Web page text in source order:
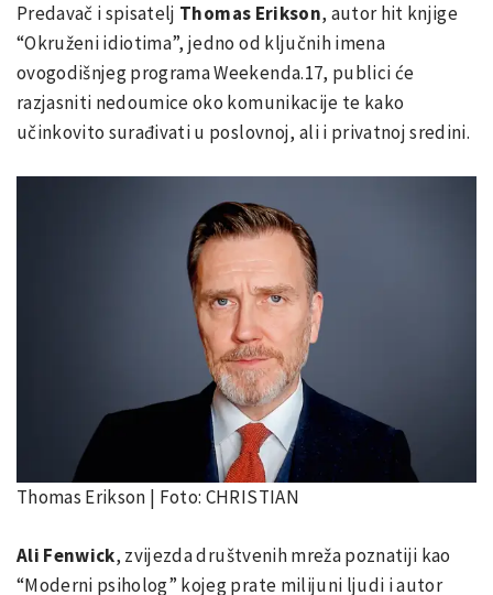
Predavač i spisatelj Thomas Erikson, autor hit knjige
“Okruženi idiotima”, jedno od ključnih imena
ovogodišnjeg programa Weekenda.17, publici će
razjasniti nedoumice oko komunikacije te kako
učinkovito surađivati u poslovnoj, ali i privatnoj sredini.
Thomas Erikson | Foto: CHRISTIAN
Ali Fenwick, zvijezda društvenih mreža poznatiji kao
“Moderni psiholog” kojeg prate milijuni ljudi i autor